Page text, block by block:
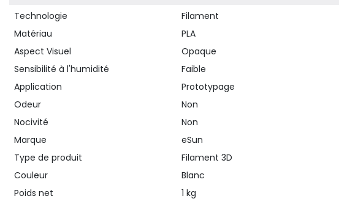
Technologie
Filament
Matériau
PLA
Aspect Visuel
Opaque
Sensibilité à l'humidité
Faible
Application
Prototypage
Odeur
Non
Nocivité
Non
Marque
eSun
Type de produit
Filament 3D
Couleur
Blanc
Poids net
1 kg